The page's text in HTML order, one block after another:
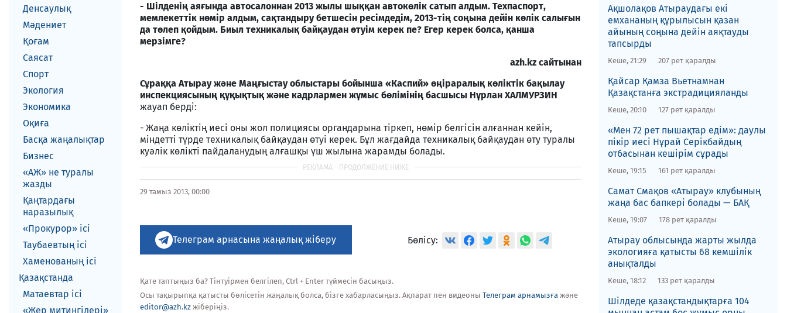
Денсаулық
Мәдениет
Қоғам
Саясат
Спорт
Экология
Экономика
Оқиға
Басқа жаңалықтар
Бизнес
«АЖ» не туралы
жазды
Қаңтардағы
наразылық
«Прокурор» ісі
Таубаевтың ісі
Хаменованың ісі
Қазақстанда
Матаевтар ici
«Жер митингілері»
- Шілденің аяғында автосалоннан 2013 жылы шыққан автокөлік сатып алдым. Техпаспорт,
мемлекеттік нөмір алдым, сақтандыру бетшесін ресімдедім, 2013-тің соңына дейін көлік салығын
да төлеп қойдым. Биыл техникалық байқаудан өтуім керек пе? Егер керек болса, қанша
мерзімге?
azh.kz сайтынан
Сұраққа Атырау және Маңғыстау облыстары бойынша «Каспий» өңіраралық көліктік бақылау
инспекциясының құқықтық және кадрлармен жұмыс бөлімінің басшысы Нұрлан ХАЛМУРЗИН
жауап берді:
- Жаңа көліктің иесі оны жол полициясы органдарына тіркеп, нөмір белгісін алғаннан кейін,
міндетті түрде техникалық байқаудан өтуі керек. Бұл жағдайда техникалық байқаудан өту туралы
куәлік көлікті пайдаланудың алғашқы үш жылына жарамды болады.
29 тамыз 2013, 00:00
Телеграм арнасына жаңалық жіберу Бөлісу:
Қате таптыңыз ба? Тінтуірмен белгілеп, Ctrl + Enter түймесін басыңыз.
Осы тақырыпқа қатысты бөлісетін жаңалық болса, бізге хабарласыңыз. Ақпарат пен видеоны Телеграм арнамызға және
editor@azh.kz жіберіңіз.
Ақшолақов Атыраудағы екі
емхананың құрылысын қазан
айының соңына дейін аяқтауды
тапсырды
Кеше, 21:29 207 рет қаралды
​Қайсар Қамза Вьетнамнан
Қазақстанға экстрадицияланды
Кеше, 20:10 127 рет қаралды
«Мен 72 рет пышақтар едім»: даулы
пікір иесі Нұрай Серікбайдың
отбасынан кешірім сұрады
Кеше, 19:15 161 рет қаралды
​Самат Смақов «Атырау» клубының
жаңа бас бапкері болады — БАҚ
Кеше, 19:07 178 рет қаралды
​Атырау облысында жарты жылда
экологияға қатысты 68 кемшілік
анықталды
Кеше, 18:12 133 рет қаралды
​Шілдеде қазақстандықтарға 104